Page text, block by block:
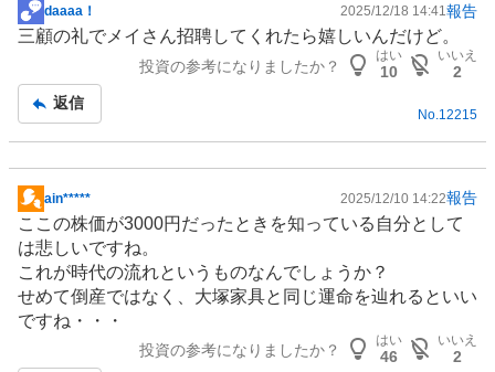
掲
示
事
daaaa！ 2025/12/18 14:41報告
三顧の礼でメイさん招聘してくれたら嬉しいんだけど。
投資の参考になりましたか？
はい
10
いいえ
2
返信
No. 12215
掲
示
板
記
事
ain***** 2025/12/10 14:22報告
ここの株価が3000円だったときを知っている自分として
は悲しいですね。
これが時代の流れというものなんでしょうか？
せめて倒産ではなく、大塚家具と同じ運命を辿れるといい
ですね・・・
投資の参考になりましたか？
はい
46
いいえ
2